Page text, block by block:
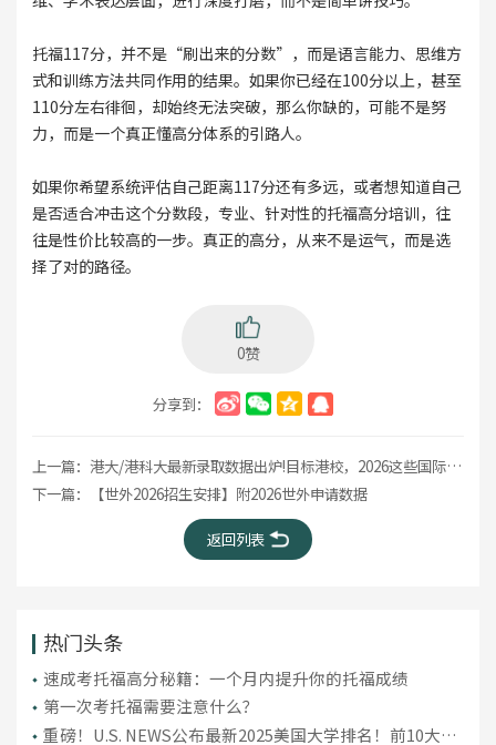
托福117分，并不是“刷出来的分数”，而是语言能力、思维方
式和训练方法共同作用的结果。如果你已经在100分以上，甚至
110分左右徘徊，却始终无法突破，那么你缺的，可能不是努
力，而是一个真正懂高分体系的引路人。
如果你希望系统评估自己距离117分还有多远，或者想知道自己
是否适合冲击这个分数段，专业、针对性的托福高分培训，往
往是性价比较高的一步。真正的高分，从来不是运气，而是选
择了对的路径。
0赞
分享到：
上一篇： 港大/港科大最新录取数据出炉!目标港校，2026这些国际高中是首选→
下一篇：
【世外2026招生安排】附2026世外申请数据
返回列表
热门头条
​速成考托福高分秘籍：一个月内提升你的托福成绩
第一次考托福需要注意什么？
重磅！U.S. NEWS公布最新2025美国大学排名！前10大洗